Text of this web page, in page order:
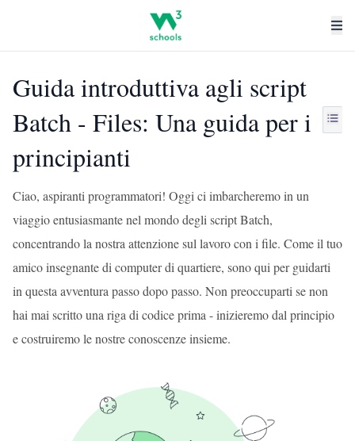
Guida introduttiva agli script
Batch - Files: Una guida per i
principianti
Ciao, aspiranti programmatori! Oggi ci imbarcheremo in un
viaggio entusiasmante nel mondo degli script Batch,
concentrando la nostra attenzione sul lavoro con i file. Come il tuo
amico insegnante di computer di quartiere, sono qui per guidarti
in questa avventura passo dopo passo. Non preoccuparti se non
hai mai scritto una riga di codice prima - inizieremo dal principio
e costruiremo le nostre conoscenze insieme.